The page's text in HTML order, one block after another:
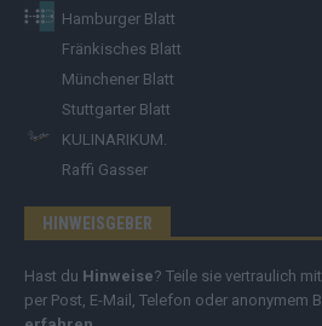
Hamburger Blatt
Fränkisches Blatt
Münchener Blatt
Stuttgarter Blatt
KULINARIKUM.
Raffi Gasser
HINWEISGEBER
Hast du Hinweise? Teile sie vertraulich
per Post, E-Mail, Telefon oder anonymem